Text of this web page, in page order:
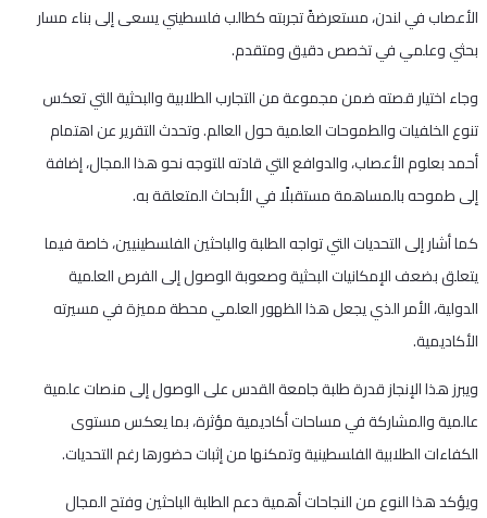
الأعصاب في لندن، مستعرضةً تجربته كطالب فلسطيني يسعى إلى بناء مسار
بحثي وعلمي في تخصص دقيق ومتقدم.
وجاء اختيار قصته ضمن مجموعة من التجارب الطلابية والبحثية التي تعكس
تنوع الخلفيات والطموحات العلمية حول العالم. وتحدث التقرير عن اهتمام
أحمد بعلوم الأعصاب، والدوافع التي قادته للتوجه نحو هذا المجال، إضافة
إلى طموحه بالمساهمة مستقبلًا في الأبحاث المتعلقة به.
كما أشار إلى التحديات التي تواجه الطلبة والباحثين الفلسطينيين، خاصة فيما
يتعلق بضعف الإمكانيات البحثية وصعوبة الوصول إلى الفرص العلمية
الدولية، الأمر الذي يجعل هذا الظهور العلمي محطة مميزة في مسيرته
الأكاديمية.
ويبرز هذا الإنجاز قدرة طلبة جامعة القدس على الوصول إلى منصات علمية
عالمية والمشاركة في مساحات أكاديمية مؤثرة، بما يعكس مستوى
الكفاءات الطلابية الفلسطينية وتمكنها من إثبات حضورها رغم التحديات.
ويؤكد هذا النوع من النجاحات أهمية دعم الطلبة الباحثين وفتح المجال